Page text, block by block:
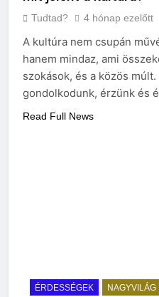
Tudtad? 4 hónap ezelőtt
A kultúra nem csupán
hanem mindaz, ami
szokások, és a közös
gondolkodunk, érzünk és
Read Full News
ÉRDESSÉGEK NAGYVILÁG